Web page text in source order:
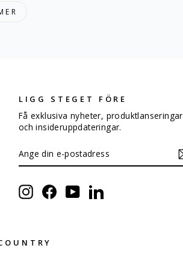
LIGG STEGET FÖRE
Få exklusiva nyheter, produktlanseringar
och insideruppdateringar.
DIN
E-
InstagramFacebookYouTubeLinkedIn